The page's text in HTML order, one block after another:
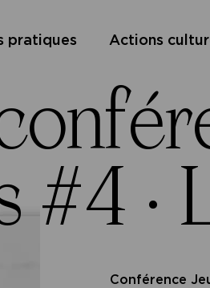
pratiques Actions
#4 ·
Conférence